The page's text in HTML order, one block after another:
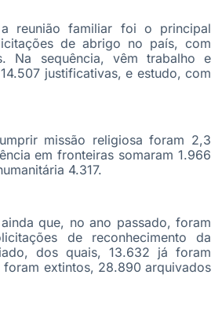
reunião familiar foi o principal
de abrigo no país, com
Na sequência, vêm trabalho e
justificativas, e estudo, com
missão religiosa foram 2,3
em fronteiras somaram 1.966
4.317.
que, no ano passado, foram
de reconhecimento da
dos quais, 13.632 já foram
extintos, 28.890 arquivados